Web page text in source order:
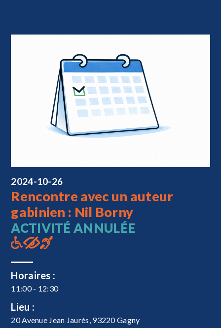
2024-10-26
Rencontre avec un auteur
gabinien : Nil Borny
ACTIVITÉ ANNULÉE
Horaires :
11:00 - 12:30
Lieu :
20 Avenue Jean Jaurès, 93220 Gagny